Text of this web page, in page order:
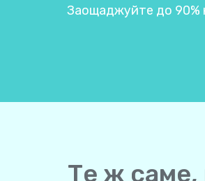
Заощаджуйте до 90%
Те ж саме,